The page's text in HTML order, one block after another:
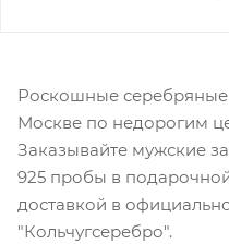
Роскошные серебряные
Москве по недорогим
Заказывайте мужские
925 пробы в
доставкой в
"Кольчугсеребро".